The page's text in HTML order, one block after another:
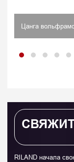
Цанга
RILAND начала